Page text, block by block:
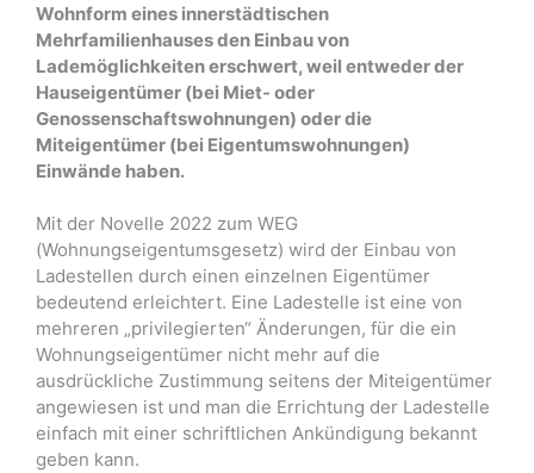
Wohnform eines innerstädtischen
Mehrfamilienhauses den Einbau von
Lademöglichkeiten erschwert, weil entweder der
Hauseigentümer (bei Miet- oder
Genossenschaftswohnungen) oder die
Miteigentümer (bei Eigentumswohnungen)
Einwände haben.
Mit der Novelle 2022 zum WEG
(Wohnungseigentumsgesetz) wird der Einbau von
Ladestellen durch einen einzelnen Eigentümer
bedeutend erleichtert. Eine Ladestelle ist eine von
mehreren „privilegierten“ Änderungen, für die ein
Wohnungseigentümer nicht mehr auf die
ausdrückliche Zustimmung seitens der Miteigentümer
angewiesen ist und man die Errichtung der Ladestelle
einfach mit einer schriftlichen Ankündigung bekannt
geben kann.